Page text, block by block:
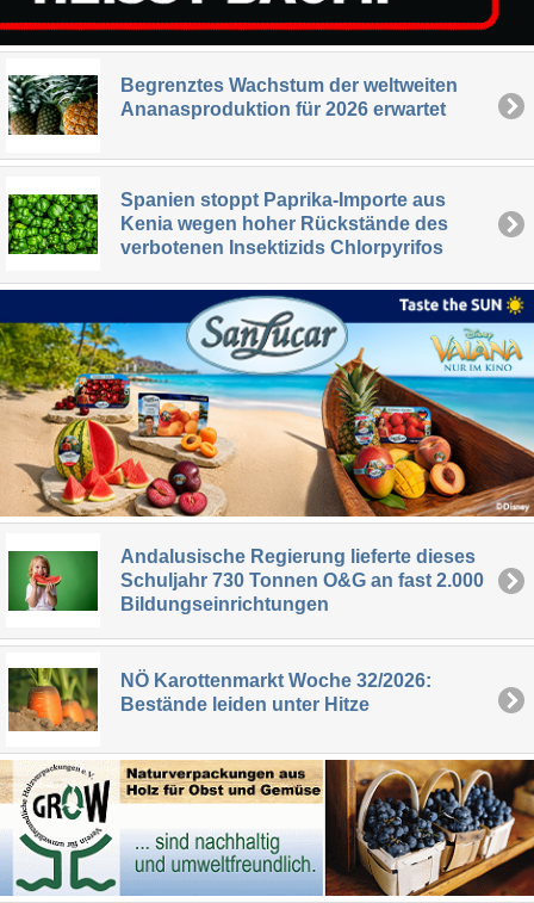
Begrenztes Wachstum der weltweiten
Ananasproduktion für 2026 erwartet
Spanien stoppt Paprika-Importe aus
Kenia wegen hoher Rückstände des
verbotenen Insektizids Chlorpyrifos
Andalusische Regierung lieferte dieses
Schuljahr 730 Tonnen O&G an fast 2.000
Bildungseinrichtungen
NÖ Karottenmarkt Woche 32/2026:
Bestände leiden unter Hitze